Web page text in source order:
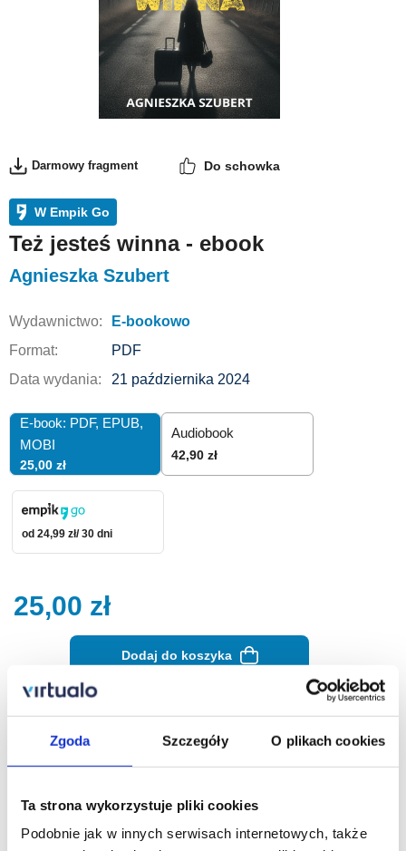
Zgoda Szczegóły O plikach cookies
Ta strona wykorzystuje pliki cookies
Podobnie jak w innych serwisach internetowych, także
Darmowy fragment Do schowka
W Empik Go
Też jesteś winna - ebook
Agnieszka Szubert
Wydawnictwo:
E-bookowo
Format:
PDF
Data wydania:
21 października 2024
E-book: PDF, EPUB
MOBI
25,00 zł
Audiobook
42,90 zł
od 24,99 zł/ 30 dni
25,00 zł
Dodaj do koszyka
Opis ebooka Szczegóły
Też jesteś winna - ebook